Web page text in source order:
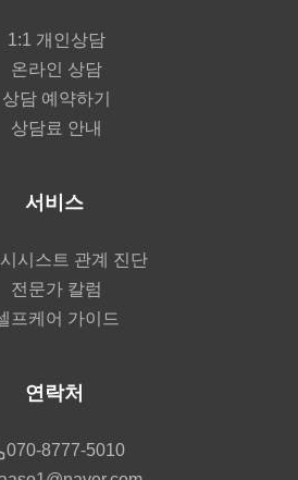
1:1 개인상담
온라인 상담
상담 예약하기
상담료 안내
서비스
시스트 관계 진단
전문가 칼럼
프케어 가이드
연락처
070-8777-5010